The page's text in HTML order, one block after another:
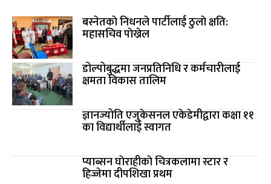
बस्नेतकाे निधनले पार्टीलाई ठुलाे क्षति:
महासचिव पाेख्रेल
डोल्पोबुद्धमा जनप्रतिनिधि र कर्मचारीलाई
क्षमता विकास तालिम
ज्ञानज्योति एजुकेसनल एकेडेमीद्वारा कक्षा ११
का विद्यार्थीलाई स्वागत
प्याब्सन घाेराहीकाे चित्रकलामा स्टार र
हिज्जेमा दीपशिखा प्रथम